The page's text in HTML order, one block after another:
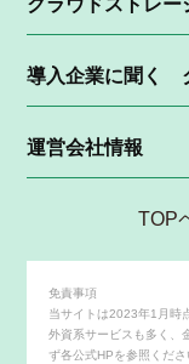
導入企業に聞く
運営会社情報
TOP
免責事項
当サイトは2023年1月時
外資系サービスも多く、
ず各公式HPを参照くださ